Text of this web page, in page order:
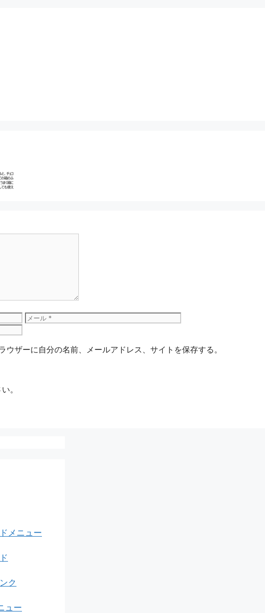
メ
ウザーに自分の名前、メールアドレス、サイトを保存する。
。
メニュー
ク
ュー